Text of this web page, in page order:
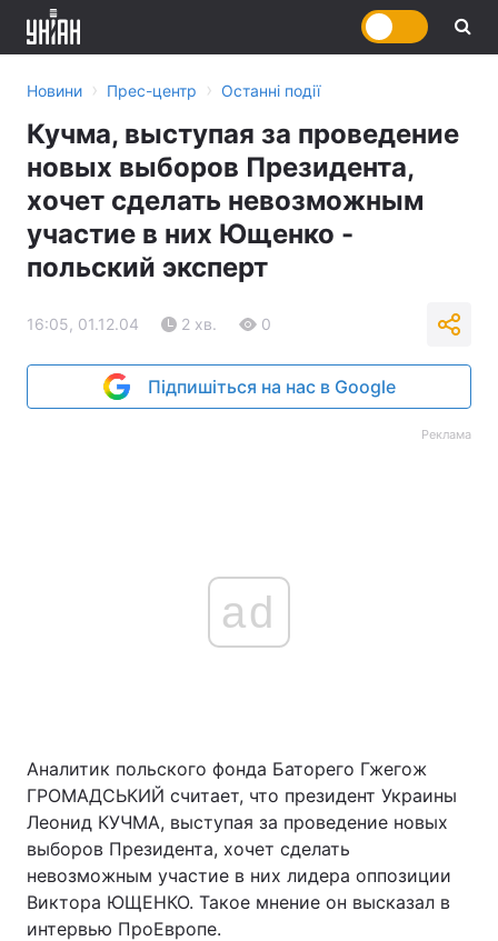
Новини › Прес-центр › Останні події
Кучма, выступая за проведение
новых выборов Президента,
хочет сделать невозможным
участие в них Ющенко -
польский эксперт
16:05, 01.12.04 2 хв. 0
Підпишіться на нас в Google
Реклама
ad
Аналитик польского фонда Баторего Гжегож
ГРОМАДСЬКИЙ считает, что президент Украины
Леонид КУЧМА, выступая за проведение новых
выборов Президента, хочет сделать
невозможным участие в них лидера оппозиции
Виктора ЮЩЕНКО. Такое мнение он высказал в
интервью ПроЕвропе.